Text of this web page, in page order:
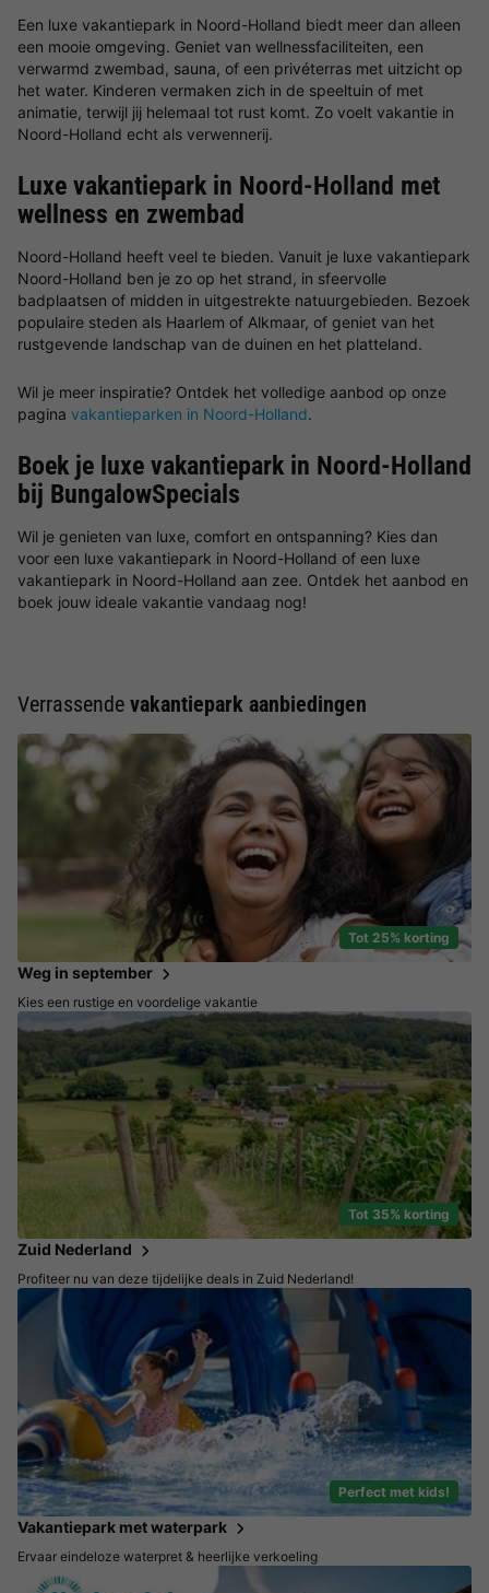
Een luxe vakantiepark in Noord-Holland biedt meer dan alleen
een mooie omgeving. Geniet van wellnessfaciliteiten, een
verwarmd zwembad, sauna, of een privéterras met uitzicht op
het water. Kinderen vermaken zich in de speeltuin of met
animatie, terwijl jij helemaal tot rust komt. Zo voelt vakantie in
Noord-Holland echt als verwennerij.
Luxe vakantiepark in Noord-Holland met
wellness en zwembad
Noord-Holland heeft veel te bieden. Vanuit je luxe vakantiepark
Noord-Holland ben je zo op het strand, in sfeervolle
badplaatsen of midden in uitgestrekte natuurgebieden. Bezoek
populaire steden als Haarlem of Alkmaar, of geniet van het
rustgevende landschap van de duinen en het platteland.
Wil je meer inspiratie? Ontdek het volledige aanbod op onze
pagina vakantieparken in Noord-Holland.
Boek je luxe vakantiepark in Noord-Holland
bij BungalowSpecials
Wil je genieten van luxe, comfort en ontspanning? Kies dan
voor een luxe vakantiepark in Noord-Holland of een luxe
vakantiepark in Noord-Holland aan zee. Ontdek het aanbod en
boek jouw ideale vakantie vandaag nog!
Verrassende vakantiepark aanbiedingen
Tot 25% korting
Weg in september
Kies een rustige en voordelige vakantie
Tot 35% korting
Zuid Nederland
Profiteer nu van deze tijdelijke deals in Zuid Nederland!
Perfect met kids!
Vakantiepark met waterpark
Ervaar eindeloze waterpret & heerlijke verkoeling